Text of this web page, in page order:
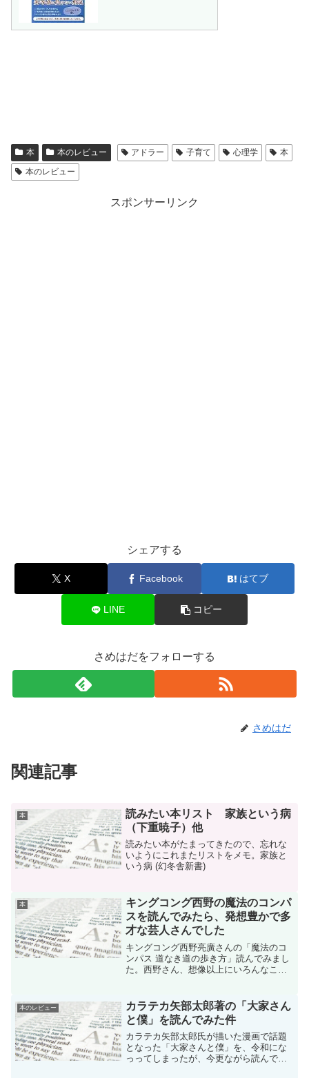
本 本のレビュー アドラー 子育て 心理学
本
本のレビュー
スポンサーリンク
シェアする
X Facebook はてブ
LINE コピー
さめはだをフォローする
さめはだ
関連記事
本
読みたい本リスト 家族という病
（下重暁子）他
読みたい本がたまってきたので、忘れな
いようにこれまたリストをメモ。家族と
いう病 (幻冬舎新書)
本
キングコング西野の魔法のコンパ
スを読んでみたら、発想豊かで多
才な芸人さんでした
キングコング西野亮廣さんの「魔法のコ
ンパス 道なき道の歩き方」読んでみまし
た。西野さん、想像以上にいろんなこと
道の歩き方世間のみんなは誤解している
のかもしれない。
本のレビュー
カラテカ矢部太郎著の「大家さん
と僕」を読んでみた件
カラテカ矢部太郎氏が描いた漫画で話題
となった「大家さんと僕」を、令和にな
っってしまったが、今更ながら読んでみ